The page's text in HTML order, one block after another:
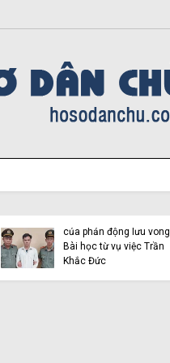
Tuệ và những luận điệu
dụng tôn giáo trên mạng
xã hội